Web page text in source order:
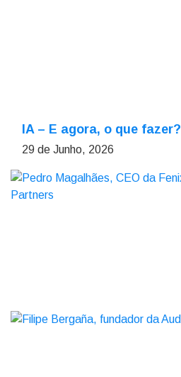
IA – E agora, o que fazer?
29 de Junho, 2026